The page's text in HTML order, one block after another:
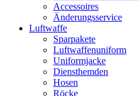
Accessoires
Änderungsservice
Luftwaffe
Sparpakete
Luftwaffenuniform
Uniformjacke
Diensthemden
Hosen
Röcke